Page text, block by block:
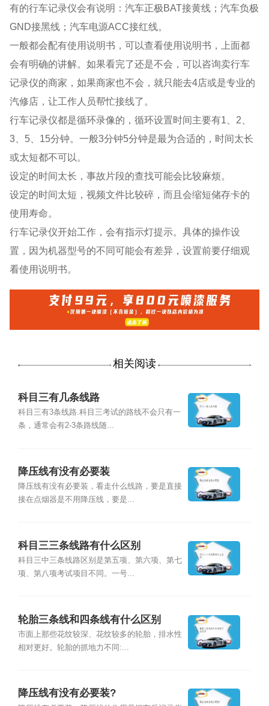
有的行车记录仪会有说明：汽车正极BAT接黄线；汽车负极
GND接黑线；汽车电源ACC接红线。
一般都会配有使用说明书，可以查看使用说明书，上面都
会有明确的讲解。如果看完了还是不会，可以咨询卖行车
记录仪的商家，如果商家也不会，就只能去4店或是专业的
汽修店，让工作人员帮忙接线了。
行车记录仪都是循环录像的，循环设置时间主要有1、2、
3、5、15分钟。一般3分钟5分钟是最为合适的，时间太长
或太短都不可以。
设定的时间太长，事故片段的查找可能会比较麻烦。
设定的时间太短，视频文件比较碎，而且会缩短储存卡的
使用寿命。
行车记录仪开始工作，会有指示灯提示。具体的操作设
置，因为机器型号的不同可能会有差异，设置前要仔细观
看使用说明书。
相关阅读
科目三有几条线路
科目三有3条线路.科目三考试的路线不会只有一
条，通常会有2-3条路线随...
降压线有没有必要装
降压线有没有必要装，看走什么线路，要是直接
接在点烟器是不用降压线，要是...
科目三三条线路有什么区别
科目三中三条线路区别是第五项、第六项、第七
项、第八项考试项目不同。一号...
轮胎三条线和四条线有什么区别
市面上那些花纹较深、花纹较多的轮胎，排水性
相对更好。轮胎的抓地力不同:...
降压线有没有必要装?